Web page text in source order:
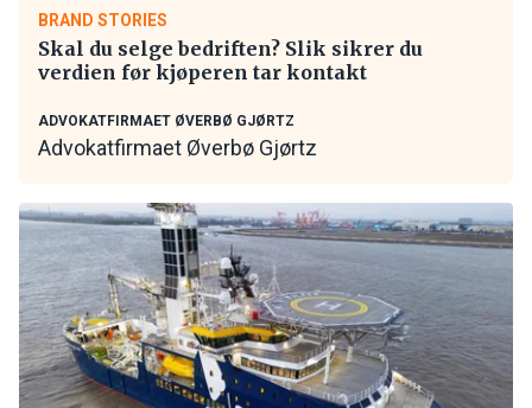
BRAND STORIES
Skal du selge bedriften? Slik sikrer du
verdien før kjøperen tar kontakt
ADVOKATFIRMAET ØVERBØ GJØRTZ
Advokatfirmaet Øverbø Gjørtz